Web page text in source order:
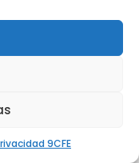
9CFE
Jose Luís Tomé
Peña – Agresta S.
Coop., Jorge Cantón
Filipe Louro – The
Atlantis, António